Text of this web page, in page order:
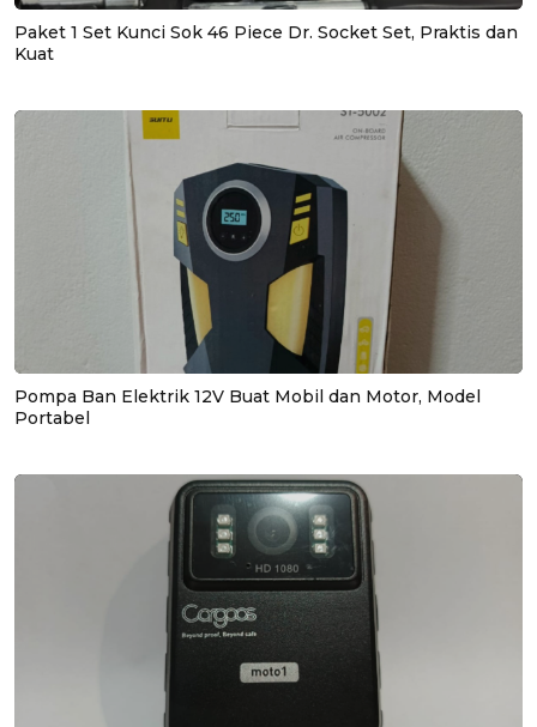
Paket 1 Set Kunci Sok 46 Piece Dr. Socket Set, Praktis dan
Kuat
Pompa Ban Elektrik 12V Buat Mobil dan Motor, Model
Portabel